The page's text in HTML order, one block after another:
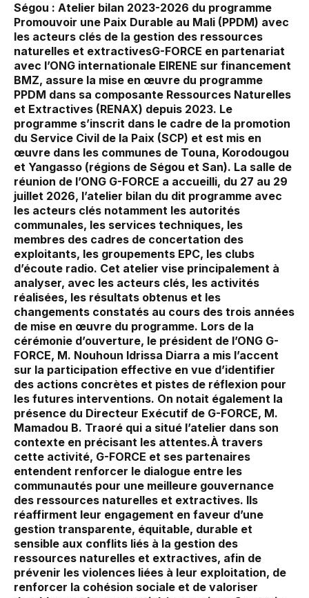
Ségou : Atelier bilan 2023-2026 du programme
Promouvoir une Paix Durable au Mali (PPDM) avec
les acteurs clés de la gestion des ressources
naturelles et extractivesG-FORCE en partenariat
avec l’ONG internationale EIRENE sur financement
BMZ, assure la mise en œuvre du programme
PPDM dans sa composante Ressources Naturelles
et Extractives (RENAX) depuis 2023. Le
programme s’inscrit dans le cadre de la promotion
du Service Civil de la Paix (SCP) et est mis en
œuvre dans les communes de Touna, Korodougou
et Yangasso (régions de Ségou et San). La salle de
réunion de l’ONG G-FORCE a accueilli, du 27 au 29
juillet 2026, l’atelier bilan du dit programme avec
les acteurs clés notamment les autorités
communales, les services techniques, les
membres des cadres de concertation des
exploitants, les groupements EPC, les clubs
d’écoute radio. Cet atelier vise principalement à
analyser, avec les acteurs clés, les activités
réalisées, les résultats obtenus et les
changements constatés au cours des trois années
de mise en œuvre du programme. Lors de la
cérémonie d’ouverture, le président de l’ONG G-
FORCE, M. Nouhoun Idrissa Diarra a mis l’accent
sur la participation effective en vue d’identifier
des actions concrètes et pistes de réflexion pour
les futures interventions. On notait également la
présence du Directeur Exécutif de G-FORCE, M.
Mamadou B. Traoré qui a situé l’atelier dans son
contexte en précisant les attentes.À travers
cette activité, G-FORCE et ses partenaires
entendent renforcer le dialogue entre les
communautés pour une meilleure gouvernance
des ressources naturelles et extractives. Ils
réaffirment leur engagement en faveur d’une
gestion transparente, équitable, durable et
sensible aux conflits liés à la gestion des
ressources naturelles et extractives, afin de
prévenir les violences liées à leur exploitation, de
renforcer la cohésion sociale et de valoriser